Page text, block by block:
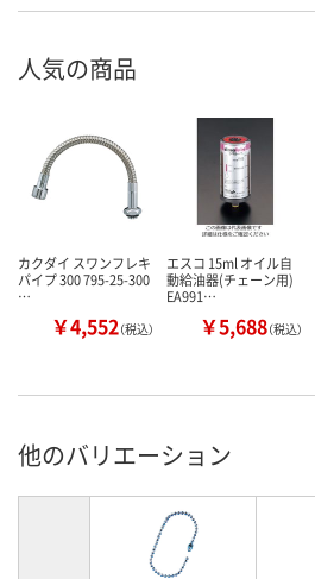
人気の商品
カクダイ スワンフレキ
パイプ 300 795-25-300
…
￥4,552（税込）
エスコ 15ml オイル自
動給油器(チェーン用)
EA991…
￥5,688（税込）
他のバリエーション